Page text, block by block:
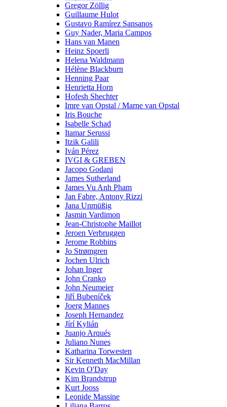
Gregor Zöllig
Guillaume Hulot
Gustavo Ramírez Sansanos
Guy Nader, Maria Campos
Hans van Manen
Heinz Spoerli
Helena Waldmann
Hélène Blackburn
Henning Paar
Henrietta Horn
Hofesh Shechter
Imre van Opstal / Marne van Opstal
Iris Bouche
Isabelle Schad
Itamar Serussi
Itzik Galili
Iván Pérez
IVGI & GREBEN
Jacopo Godani
James Sutherland
James Vu Anh Pham
Jan Fabre, Antony Rizzi
Jana Unmüßig
Jasmin Vardimon
Jean-Christophe Maillot
Jeroen Verbruggen
Jerome Robbins
Jo Strømgren
Jochen Ulrich
Johan Inger
John Cranko
John Neumeier
Jiřί Bubenίček
Joerg Mannes
Joseph Hernandez
Jírí Kylián
Juanjo Arqués
Juliano Nunes
Katharina Torwesten
Sir Kenneth MacMillan
Kevin O'Day
Kim Brandstrup
Kurt Jooss
Leonide Massine